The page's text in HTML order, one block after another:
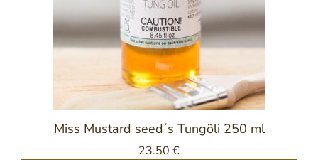
Miss Mustard seed´s Tungõli 250 ml
23.50 €